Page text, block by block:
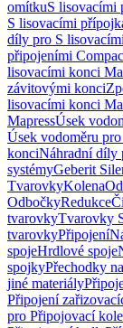
omítkuS lisovacími
S lisovacími
díly pro S
připojeními
lisovacími konci
závitovými konci
lisovacími konci
MapressÚsek
Úsek vodoměru
konciNáhradní díly
systémyGeberit
TvarovkyKolena
OdbočkyRedukce
tvarovkyTvarovky
tvarovkyPřipojení
spojeHrdlové spoje
spojkyPřechodky
jiné materiály
Připojení
pro Připojovací